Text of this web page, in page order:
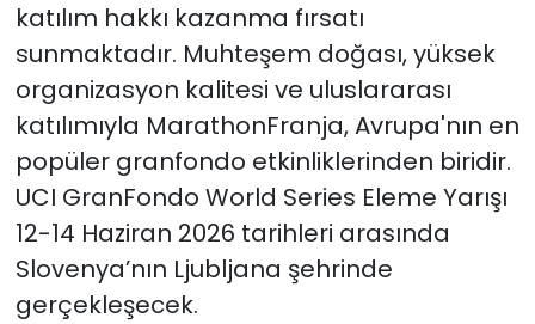
katılım hakkı kazanma fırsatı
sunmaktadır. Muhteşem doğası, yüksek
organizasyon kalitesi ve uluslararası
katılımıyla MarathonFranja, Avrupa'nın en
popüler granfondo etkinliklerinden biridir.
UCI GranFondo World Series Eleme Yarışı
12-14 Haziran 2026 tarihleri arasında
Slovenya’nın Ljubljana şehrinde
gerçekleşecek.
Yazarlar